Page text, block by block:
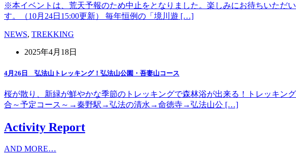
※本イベントは、荒天予報のため中止をとなりました。楽しみにお待ちいただ
す。（10月24日15:00更新） 毎年恒例の「境川遊 […]
NEWS, TREKKING
2025年4月18日
4月26日 弘法山トレッキング！弘法山公園・吾妻山コース
桜が散り、新緑が鮮やかな季節のトレッキングで森林浴が出来る！トレッキ
合～予定コース～→秦野駅→弘法の清水→命徳寺→弘法山公 […]
Activity Report
AND MORE…